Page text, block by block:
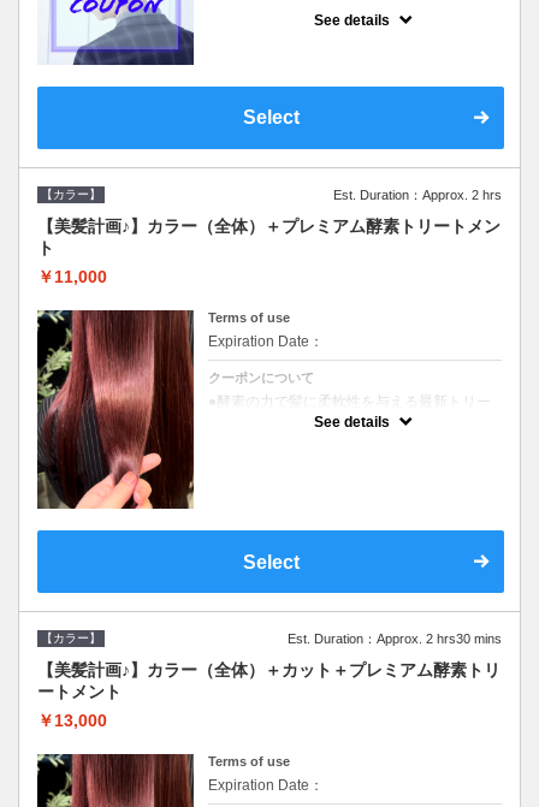
気軽なスパです☆
See details
Select
【カラー】 Est. Duration：Approx. 2 hrs
【美髪計画♪】カラー（全体）＋プレミアム酵素トリートメン
ト
￥11,000
Terms of use
Expiration Date：
クーポンについて
●酵素の力で髪に柔軟性を与える最新トリー
トメント●ＳＢ込●長さ料金あり《こちらのク
ーポンご利用のお客様のみ》オリジナル酵素
See details
Select
【カラー】 Est. Duration：Approx. 2 hrs30 mins
【美髪計画♪】カラー（全体）＋カット＋プレミアム酵素トリ
ートメント
￥13,000
Terms of use
Expiration Date：